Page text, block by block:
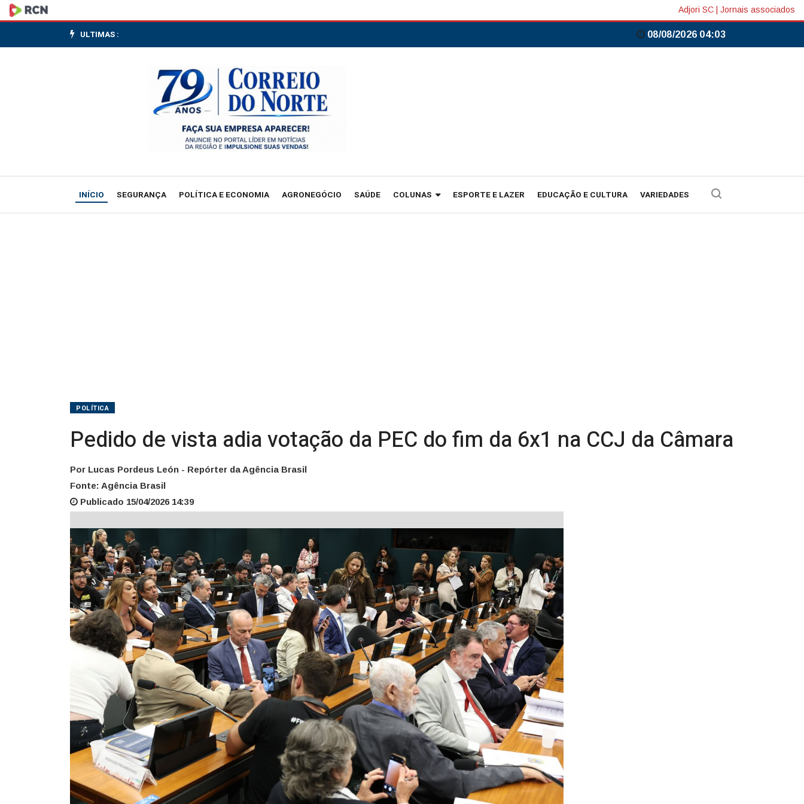
Pedido
de
PEC
Adjori SC Jornais associados
ULTIMAS : 08/08/2026 04:03
INÍCIO SEGURANÇA POLÍTICA E ECONOMIA AGRONEGÓCIO SAÚDE COLUNAS ESPORTE E LAZER EDUCAÇÃO E CULTURA VARIEDADES
POLÍTICA
Pedido de vista adia votação da PEC do fim da 6x1 na CCJ da Câmara
Por Lucas Pordeus León - Repórter da Agência Brasil
Fonte: Agência Brasil
Publicado 15/04/2026 14:39